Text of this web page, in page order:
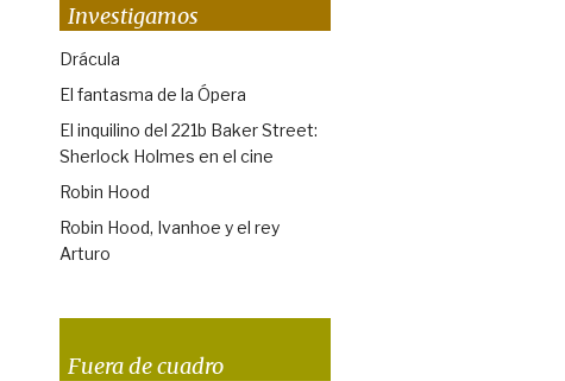
Investigamos
Drácula
El fantasma de la Ópera
El inquilino del 221b Baker Street:
Sherlock Holmes en el cine
Robin Hood
Robin Hood, Ivanhoe y el rey
Arturo
Fuera de cuadro